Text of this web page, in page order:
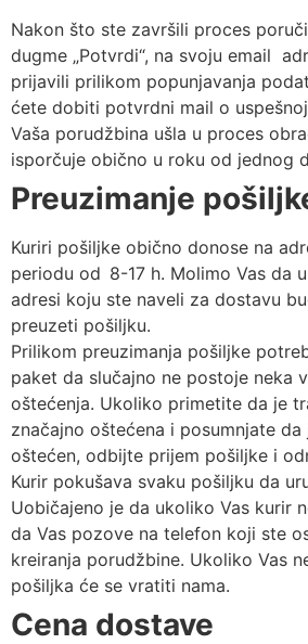
Nakon što ste završili proces
dugme „Potvrdi“, na svoju email
prijavili prilikom popunjavanja
ćete dobiti potvrdni mail o
Vaša porudžbina ušla u proces
isporčuje obično u roku od jednog
Preuzimanje
Kuriri pošiljke obično donose na
periodu od 8-17 h. Molimo Vas da
adresi koju ste naveli za dostavu
preuzeti pošiljku.
Prilikom preuzimanja pošiljke
paket da slučajno ne postoje neka
oštećenja. Ukoliko primetite da je
značajno oštećena i posumnjate
oštećen, odbijte prijem pošiljke i
Kurir pokušava svaku pošiljku da
Uobičajeno je da ukoliko Vas kurir
da Vas pozove na telefon koji ste
kreiranja porudžbine. Ukoliko Vas
pošiljka će se vratiti nama.
Cena dostave